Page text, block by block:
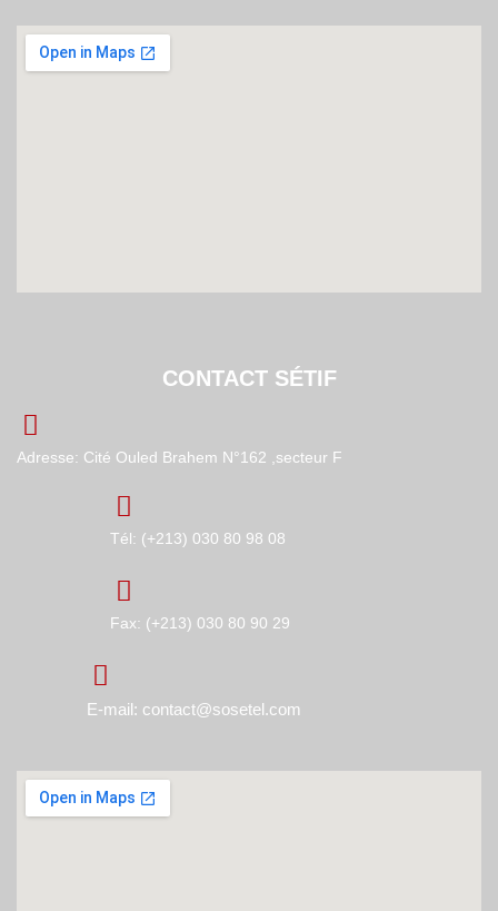
CONTACT SÉTIF
Adresse: Cité Ouled Brahem N°162 ,secteur F
Tél: (+213) 030 80 98 08
Fax: (+213) 030 80 90 29
E-mail: contact@sosetel.com